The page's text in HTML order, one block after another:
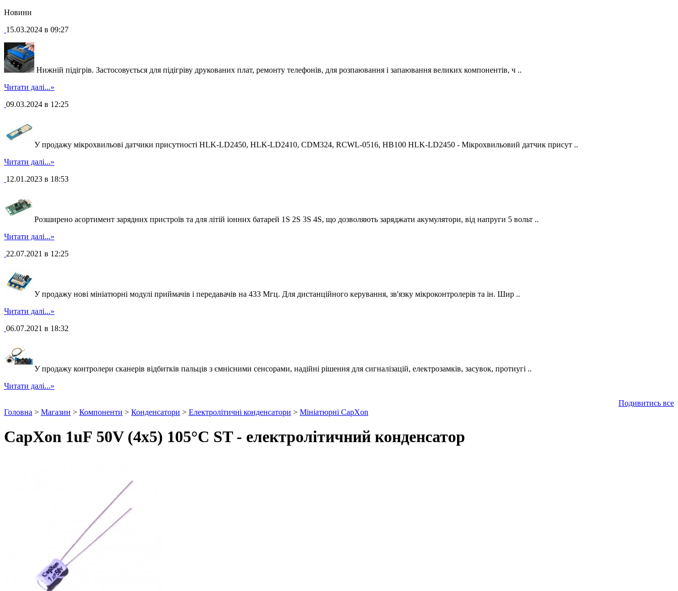
Новини
15.03.2024 в 09:27
Нижній підігрів. Застосовується для підігріву друкованих плат, ремонту телефонів, для розпаювання і запаювання великих компонентів, ч ..
Читати далі...»
09.03.2024 в 12:25
У продажу мікрохвильові датчики присутності HLK-LD2450, HLK-LD2410, CDM324, RCWL-0516, HB100 HLK-LD2450 - Мікрохвильовий датчик присут ..
Читати далі...»
12.01.2023 в 18:53
Розширено асортимент зарядних пристроїв та для літій іонних батарей 1S 2S 3S 4S, що дозволяють заряджати акумулятори, від напруги 5 вольт ..
Читати далі...»
22.07.2021 в 12:25
У продажу нові мініатюрні модулі приймачів і передавачів на 433 Мгц. Для дистанційного керування, зв'язку мікроконтролерів та ін. Шир ..
Читати далі...»
06.07.2021 в 18:32
У продажу контролери сканерів відбитків пальців з ємнісними сенсорами, надійні рішення для сигналізацій, електрозамків, засувок, протиугі ..
Читати далі...»
Подивитись все
Головна > Магазин > Компоненти > Конденсатори > Електролітичні конденсатори > Мініатюрні CapXon
CapXon 1uF 50V (4x5) 105°C ST - електролітичний конденсатор